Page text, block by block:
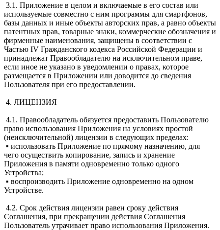
3.1. Приложение в целом и включаемые в его состав или
используемые совместно с ним программы для смартфонов,
базы данных и иные объекты авторских прав, а равно объекты
патентных прав, товарные знаки, коммерческие обозначения и
фирменные наименования, защищены в соответствии с
Частью IV Гражданского кодекса Российской Федерации и
принадлежат Правообладателю на исключительном праве,
если иное не указано в уведомлении о правах, которое
размещается в Приложении или доводится до сведения
Пользователя при его предоставлении.
4. ЛИЦЕНЗИЯ
4.1. Правообладатель обязуется предоставить Пользователю
право использования Приложения на условиях простой
(неисключительной) лицензии в следующих пределах:
▪ использовать Приложение по прямому назначению, для
чего осуществить копирование, запись и хранение
Приложения в памяти одновременно только одного
Устройства;
▪ воспроизводить Приложение одновременно на одном
Устройстве.
4.2. Срок действия лицензии равен сроку действия
Соглашения, при прекращении действия Соглашения
Пользователь утрачивает право использования Приложения.